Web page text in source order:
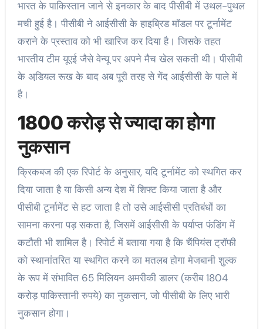
भारत के पाकिस्‍तान जाने से इनकार के बाद पीसीबी में उथल-पुथल
मची हुई है। पीसीबी ने आईसीसी के हाइब्रिड मॉडल पर टूर्नामेंट
कराने के प्रस्‍ताव को भी खारिज कर दिया है। जिसके तहत
भारतीय टीम यूएई जैसे वेन्‍यू पर अपने मैच खेल सकती थी। पीसीबी
के अडि़यल रूख के बाद अब पूरी तरह से गेंद आईसीसी के पाले में
है।
1800 करोड़ से ज्‍यादा का होगा
नुकसान
क्रिकबज की एक रिपोर्ट के अनुसार, यदि टूर्नामेंट को स्थगित कर
दिया जाता है या किसी अन्य देश में शिफ्ट किया जाता है और
पीसीबी टूर्नामेंट से हट जाता है तो उसे आईसीसी प्रतिबंधों का
सामना करना पड़ सकता है, जिसमें आईसीसी के पर्याप्त फंडिंग में
कटौती भी शामिल है। रिपोर्ट में बताया गया है कि चैंपियंस ट्रॉफी
को स्थानांतरित या स्थगित करने का मतलब होगा मेजबानी शुल्क
के रूप में संभावित 65 मिलियन अमरीकी डालर (करीब 1804
करोड़ पाकिस्‍तानी रुपये) का नुकसान, जो पीसीबी के लिए भारी
नुकसान होगा।